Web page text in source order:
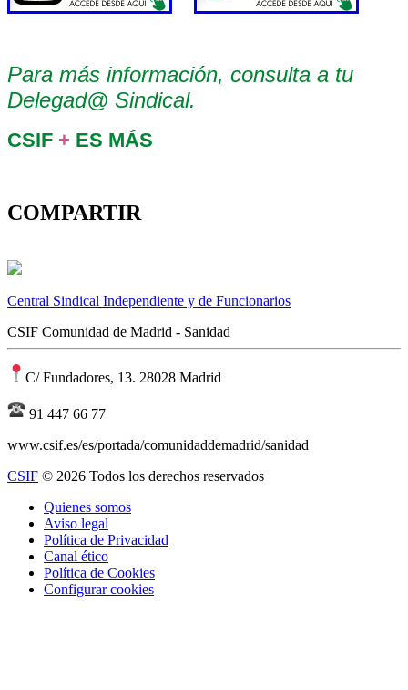
Para más información, consulta a tu
Delegad@ Sindical.
CSIF + ES MÁS
COMPARTIR
Central Sindical Independiente y de Funcionarios
CSIF Comunidad de Madrid - Sanidad
C/ Fundadores, 13. 28028 Madrid
91 447 66 77
www.csif.es/es/portada/comunidaddemadrid/sanidad
CSIF © 2026 Todos los derechos reservados
Quienes somos
Aviso legal
Política de Privacidad
Canal ético
Política de Cookies
Configurar cookies